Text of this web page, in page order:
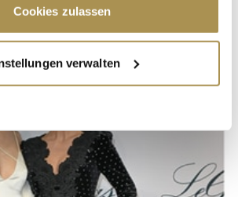
oder widerrufen
über Ihre geografische Lage
bis auf einige Meter genau sein
(Fingerprinting) identifizieren
darüber, wie Ihre persönlichen Daten
und legen Sie Ihre Präferenzen im
Cookies zulassen
verwalten